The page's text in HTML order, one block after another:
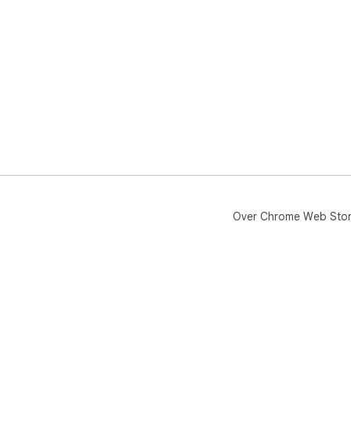
Over Chrome Web